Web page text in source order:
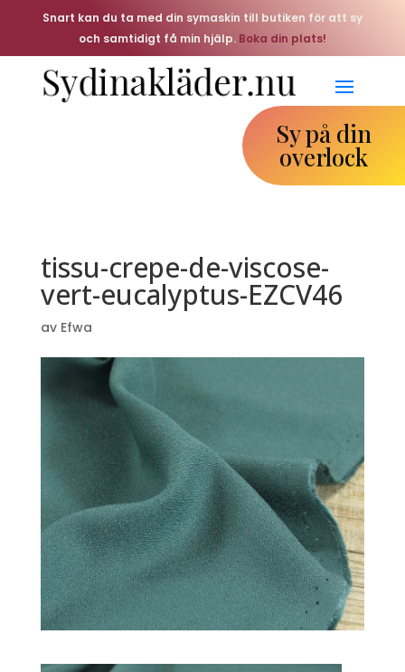
Snart kan du ta med din symaskin till butiken för att sy
och samtidigt få min hjälp. Boka din plats!
Sy på din
overlock
tissu-crepe-de-viscose-
vert-eucalyptus-EZCV46
av Efwa